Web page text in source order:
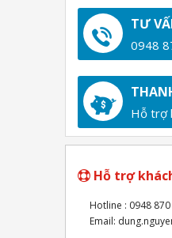
TƯ
0948
Hỗ trợ
Hỗ trợ
Hotline : 0948
Email: